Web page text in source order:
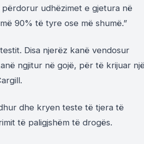
udhëzimet e gjetura në
90% të tyre ose më shumë.”
Disa njerëz kanë vendosur
ngjitur në gojë, për të krijuar
dhe kryen teste të tjera të
të paligjshëm të drogës.